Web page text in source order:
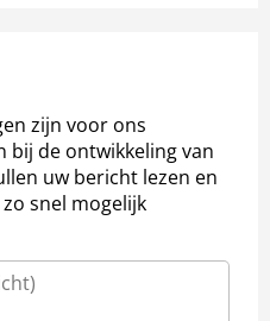
zijn voor ons
bij de ontwikkeling van
uw bericht lezen en
snel mogelijk